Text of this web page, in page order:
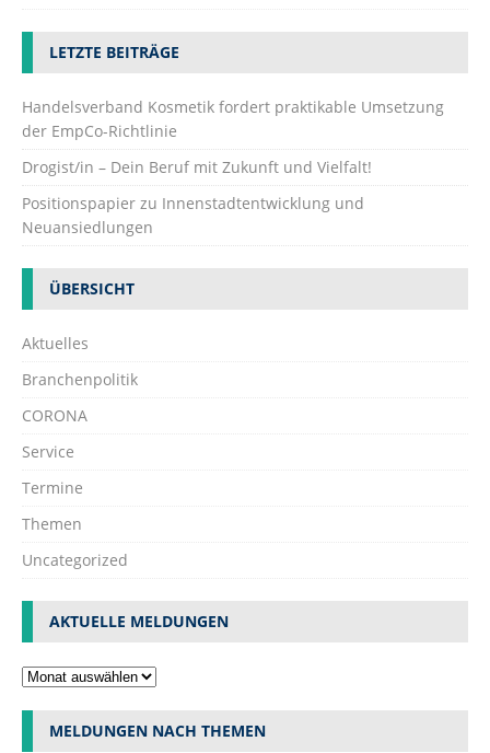
LETZTE BEITRÄGE
Handelsverband Kosmetik fordert praktikable Umsetzung
der EmpCo-Richtlinie
Drogist/in – Dein Beruf mit Zukunft und Vielfalt!
Positionspapier zu Innenstadtentwicklung und
Neuansiedlungen
ÜBERSICHT
Aktuelles
Branchenpolitik
CORONA
Service
Termine
Themen
Uncategorized
AKTUELLE MELDUNGEN
MELDUNGEN NACH THEMEN